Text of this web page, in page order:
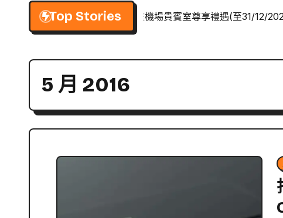
Top Stories
【BCM】環亞優逸庭機場貴賓室尊享禮遇(至31/12/
5 月 2016